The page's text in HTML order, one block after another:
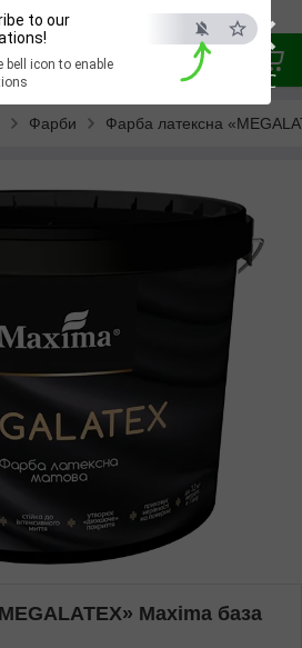
×
ESC
to our
bell icon to enable
Украине
Фарби Фарба латексна
Maxima база